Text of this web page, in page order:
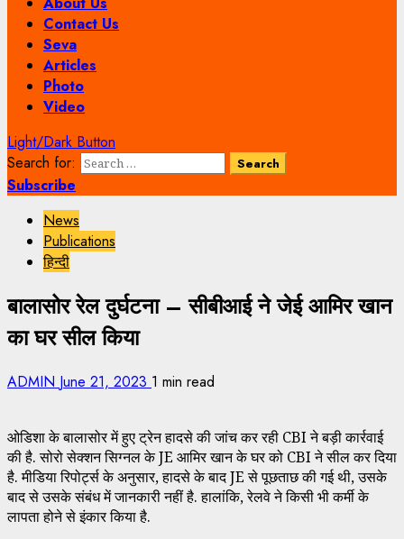
Contact Us
Seva
Articles
Photo
Video
Light/Dark Button
Search for:
Subscribe
News
Publications
हिन्दी
बालासोर रेल दुर्घटना – सीबीआई ने जेई आमिर खान
का घर सील किया
ADMIN June 21, 2023 1 min read
ओडिशा के बालासोर में हुए ट्रेन हादसे की जांच कर रही CBI ने बड़ी कार्रवाई
की है. सोरो सेक्शन सिग्नल के JE आमिर खान के घर को CBI ने सील कर दिया
है. मीडिया रिपोर्ट्स के अनुसार, हादसे के बाद JE से पूछताछ की गई थी, उसके
बाद से उसके संबंध में जानकारी नहीं है. हालांकि, रेलवे ने किसी भी कर्मी के
लापता होने से इंकार किया है.